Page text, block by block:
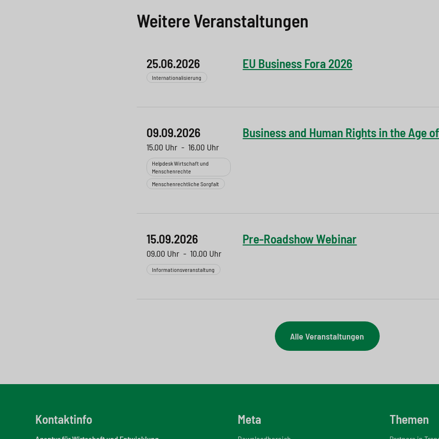
Weitere Veranstaltungen
25.06.2026
Internationalisierung
EU Business Fora 2026
09.09.2026
15.00 Uhr- 16.00 Uhr
Helpdesk Wirtschaft und
Menschenrechte
Menschenrechtliche Sorgfalt
Business and Human Rights in the Age
15.09.2026
09.00 Uhr- 10.00 Uhr
Informationsveranstaltung
Pre-Roadshow Webinar
Alle Veranstaltungen
Kontaktinfo Meta Themen